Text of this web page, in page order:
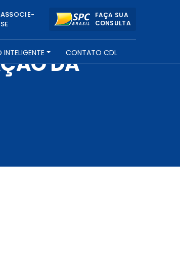
ASSOCIE-
SE
FAÇA SUA
CONSULTA
INTELIGENTE CONTATO CDL
DA